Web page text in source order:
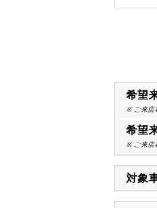
希望
※ ご来店
希望
※ ご来店
対象